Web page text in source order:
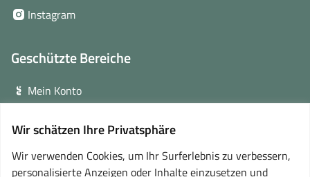
Wir schätzen Ihre Privatsphäre
Wir verwenden Cookies, um Ihr Surferlebnis zu verbessern,
personalisierte Anzeigen oder Inhalte einzusetzen und
Fenster)
neuem
Instagram(öffnet
Fenster)
Geschützte Bereiche
Mein Konto
Online-Lernplattform(öffnet
in
neuem